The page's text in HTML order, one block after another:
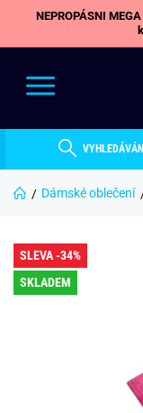
NEPROPÁSNI
Dámské oblečení
SLEVA -34%
SKLADEM